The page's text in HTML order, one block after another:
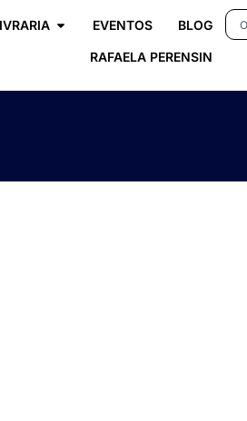
EVENTOS BLOG
RAFAELA PERENSIN